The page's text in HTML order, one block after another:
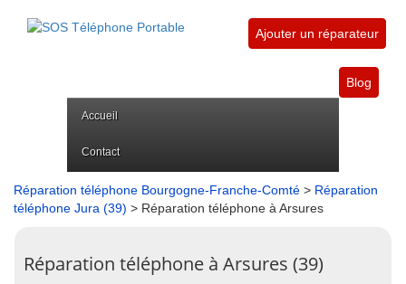
Ajouter un réparateur
Blog
Accueil
Contact
Réparation téléphone Bourgogne-Franche-Comté > Réparation
téléphone Jura (39) > Réparation téléphone à Arsures
Réparation téléphone à Arsures (39)